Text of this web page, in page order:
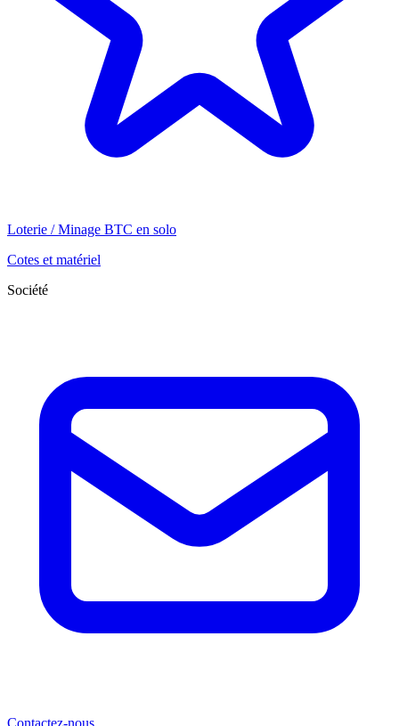
Loterie / Minage BTC en solo
Cotes et matériel
Société
Contactez-nous